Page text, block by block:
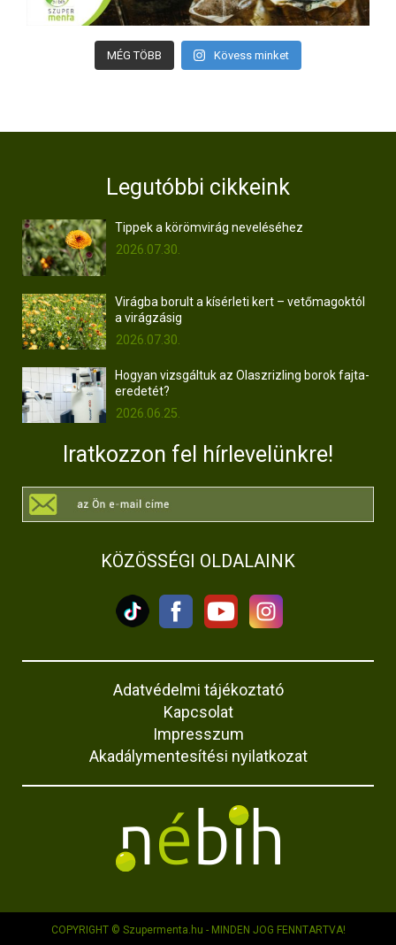
MÉG TÖBB Kövess minket
Legutóbbi cikkeink
Tippek a körömvirág neveléséhez
2026.07.30.
Virágba borult a kísérleti kert – vetőmagoktól
a virágzásig
2026.07.30.
Hogyan vizsgáltuk az Olaszrizling borok fajta-
eredetét?
2026.06.25.
Iratkozzon fel hírlevelünkre!
KÖZÖSSÉGI OLDALAINK
Adatvédelmi tájékoztató
Kapcsolat
Impresszum
Akadálymentesítési nyilatkozat
COPYRIGHT © Szupermenta.hu - MINDEN JOG FENNTARTVA!